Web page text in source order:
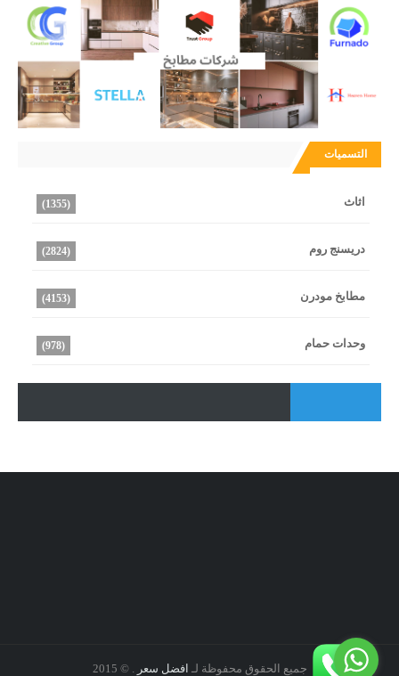
التسميات
اثاث (1355)
دريسنج روم (2824)
مطابخ مودرن (4153)
وحدات حمام (978)
جميع الحقوق محفوظة لـ افضل سعر . © 2015